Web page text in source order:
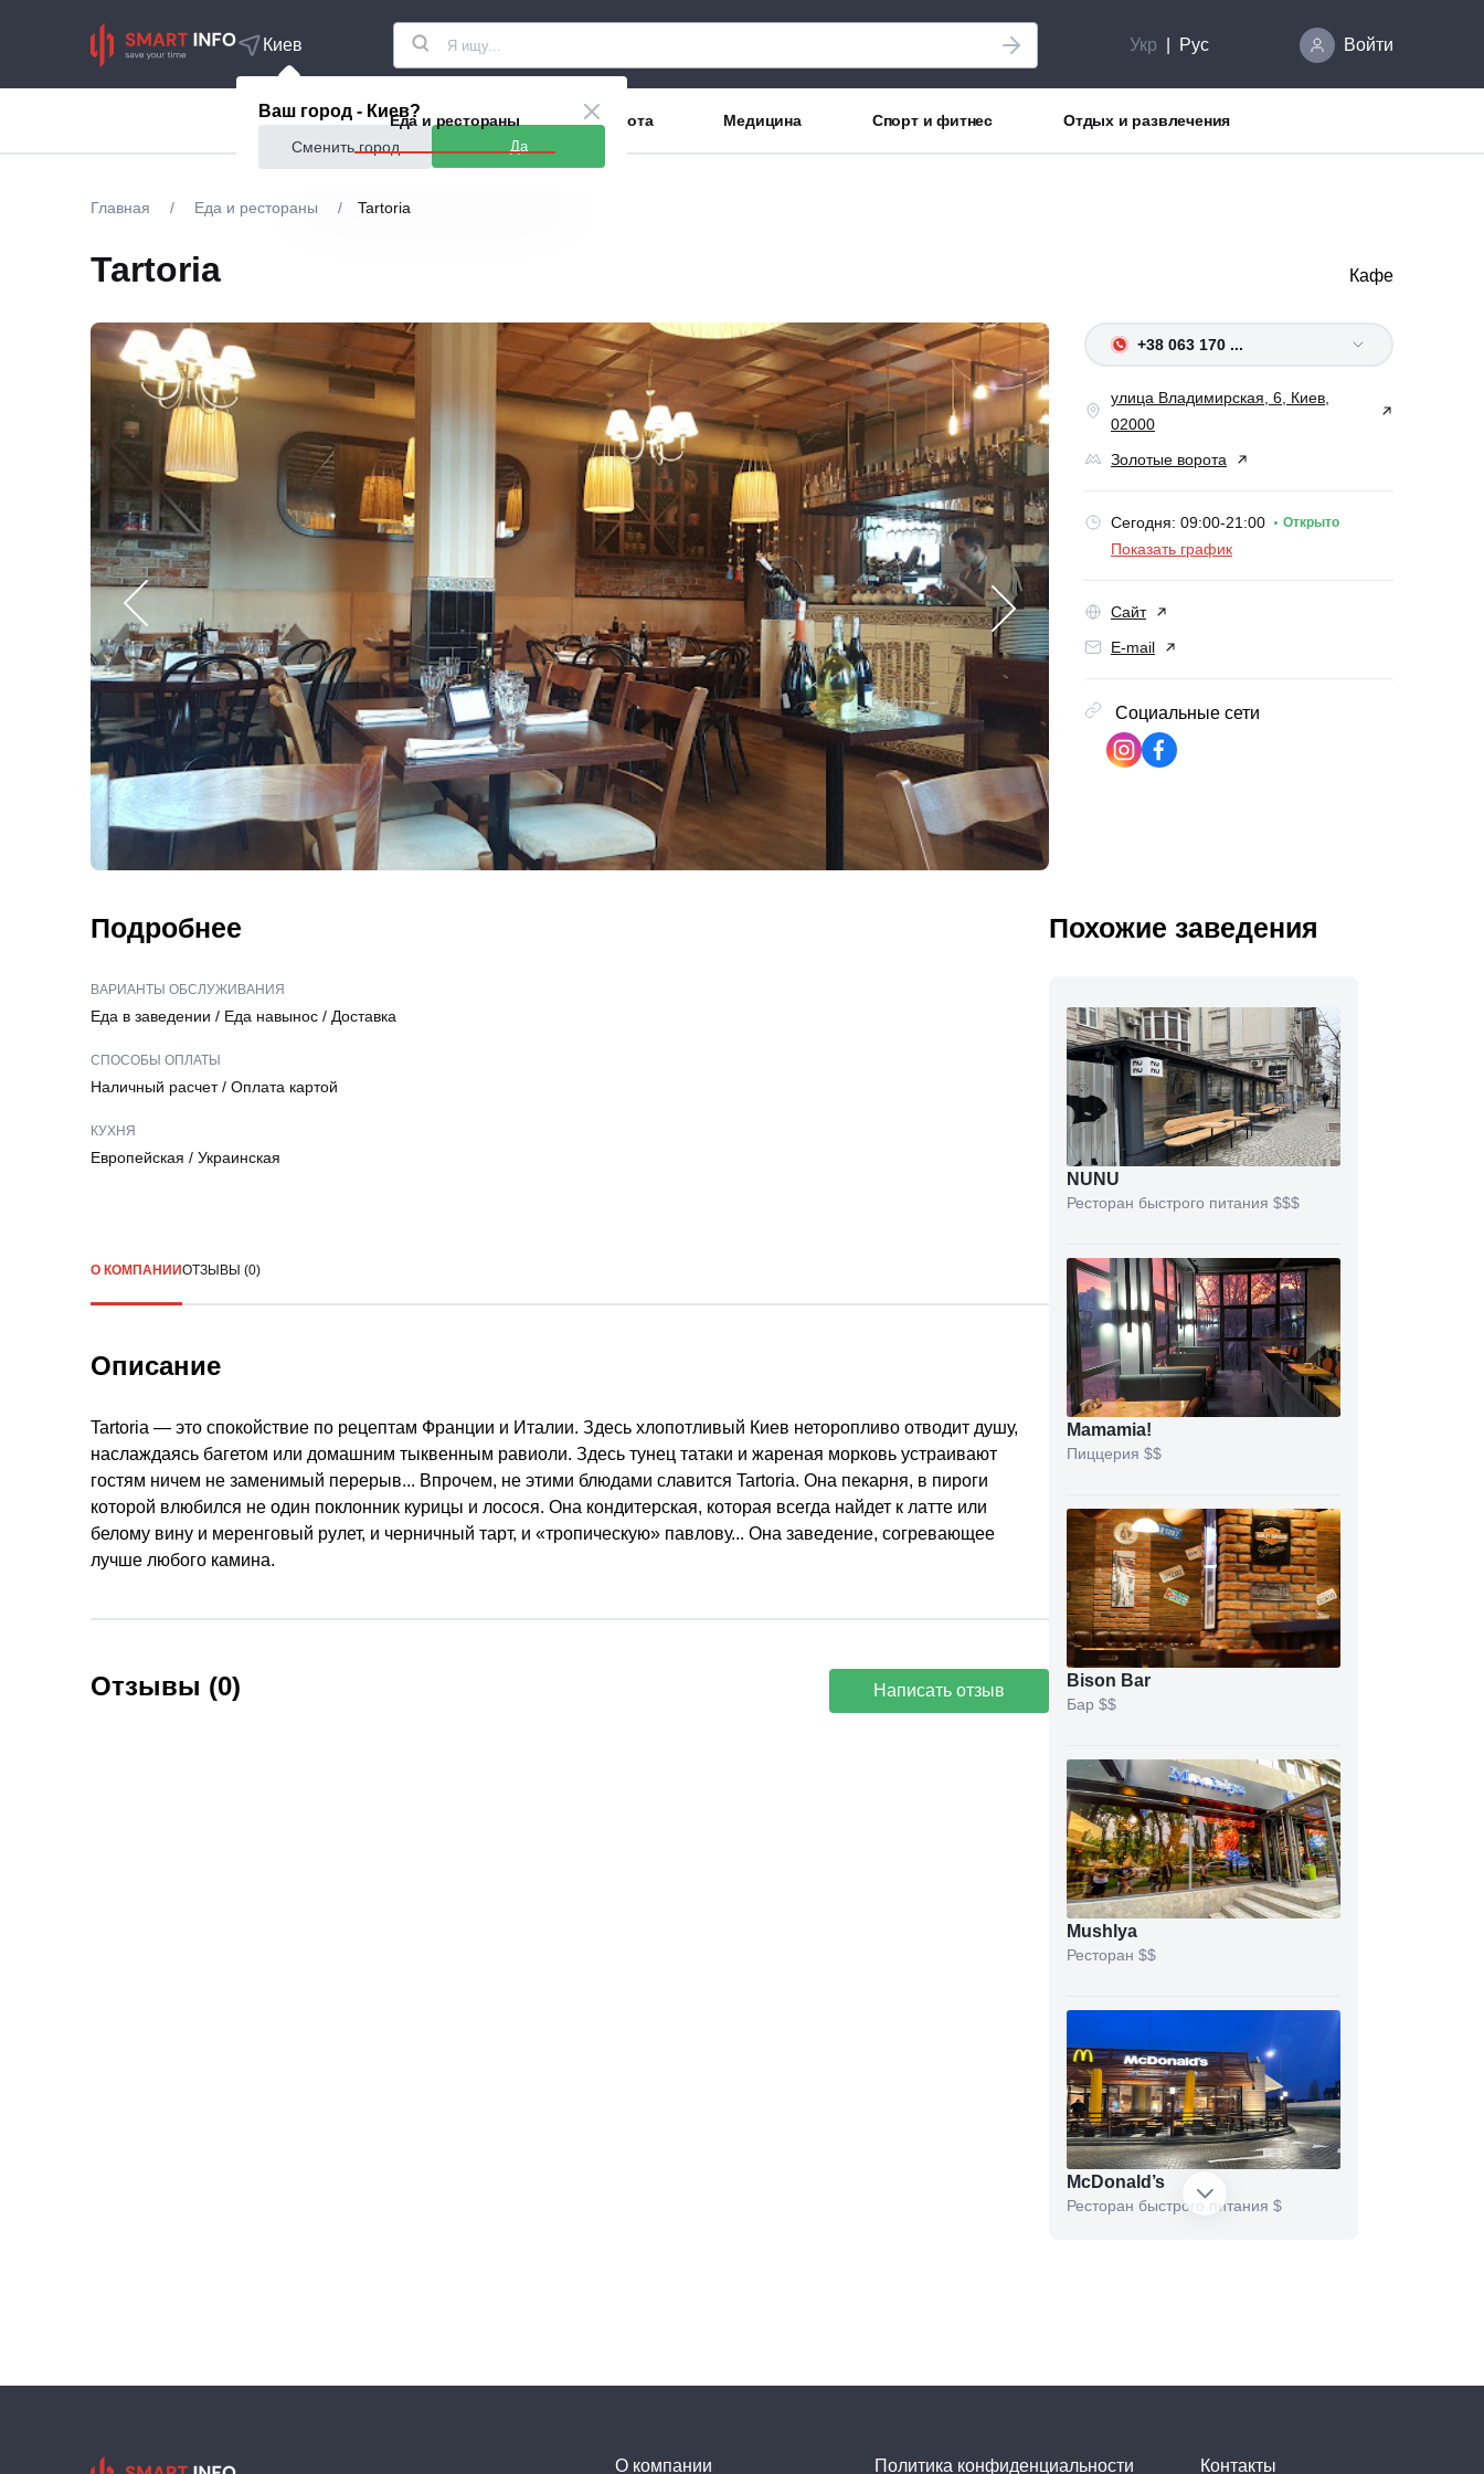
Киев
Ваш город - Киев?
Сменить город Да
Укр Рус Войти
Акции Еда и рестораны Красота Медицина Спорт и фитнес Отдых и развлечения
Главная / Еда и рестораны / Tartoria
Tartoria Кафе
+38 063 170 ...
улица Владимирская, 6, Киев,
02000
Золотые ворота
Сегодня: 09:00-21:00 Открыто
Показать график
Сайт
E-mail
Социальные сети
Подробнее
ВАРИАНТЫ ОБСЛУЖИВАНИЯ
Еда в заведении / Еда навынос / Доставка
СПОСОБЫ ОПЛАТЫ
Наличный расчет/ Оплата картой
КУХНЯ
Европейская / Украинская
О КОМПАНИИОТЗЫВЫ (0)
Описание
Tartoria — это спокойствие по рецептам Франции и Италии. Здесь хлопотливый Киев неторопливо отводит душу,
наслаждаясь багетом или домашним тыквенным равиоли. Здесь тунец татаки и жареная морковь устраивают
гостям ничем не заменимый перерыв... Впрочем, не этими блюдами славится Tartoria. Она пекарня, в пироги
которой влюбился не один поклонник курицы и лосося. Она кондитерская, которая всегда найдет к латте или
белому вину и меренговый рулет, и черничный тарт, и «тропическую» павлову... Она заведение, согревающее
лучше любого камина.
Отзывы (0) Написать отзыв
Похожие заведения
NUNU
Ресторан быстрого питания $$$
Mamamia!
Пиццерия $$
Bison Bar
Бар $$
Mushlya
Ресторан $$
McDonald’s
Ресторан быстрого питания $
шоколаду
О компании Политика конфиденциальности Контакты